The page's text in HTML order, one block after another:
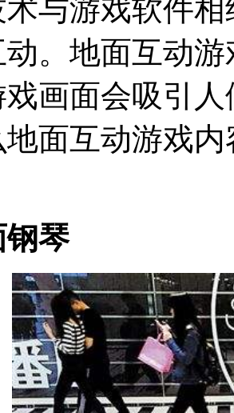
与游戏软件
。地面互动
画面会吸引
面互动游戏
琴